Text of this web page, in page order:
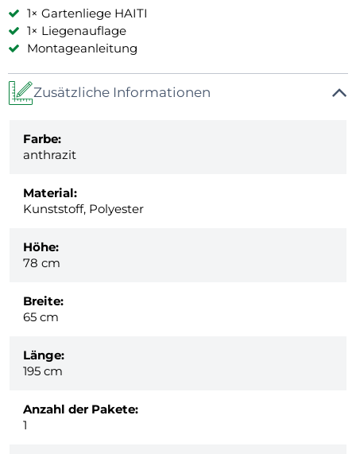
1× Gartenliege HAITI
1× Liegenauflage
Montageanleitung
Zusätzliche Informationen
Farbe:
anthrazit
Material:
Kunststoff, Polyester
Höhe:
78 cm
Breite:
65 cm
Länge:
195 cm
Anzahl der Pakete:
1